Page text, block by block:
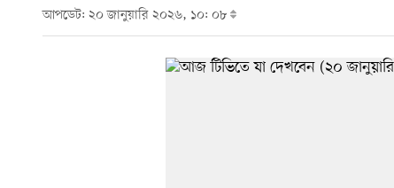
আপডেট: ২০ জানুয়ারি ২০২৬, ১০: ০৮